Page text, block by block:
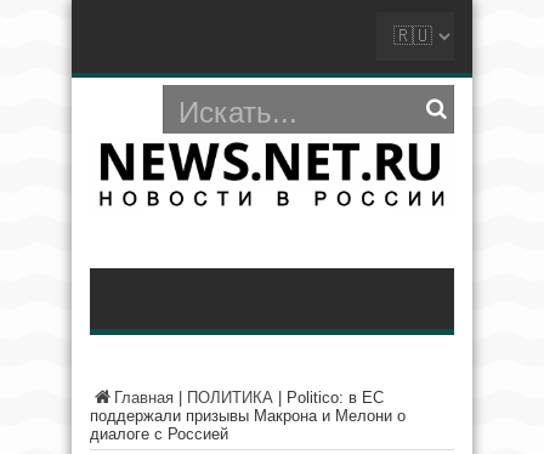
Главная ПОЛИТИКА
Politico: в ЕС
поддержали призывы Макрона и Мелони о
диалоге с Россией